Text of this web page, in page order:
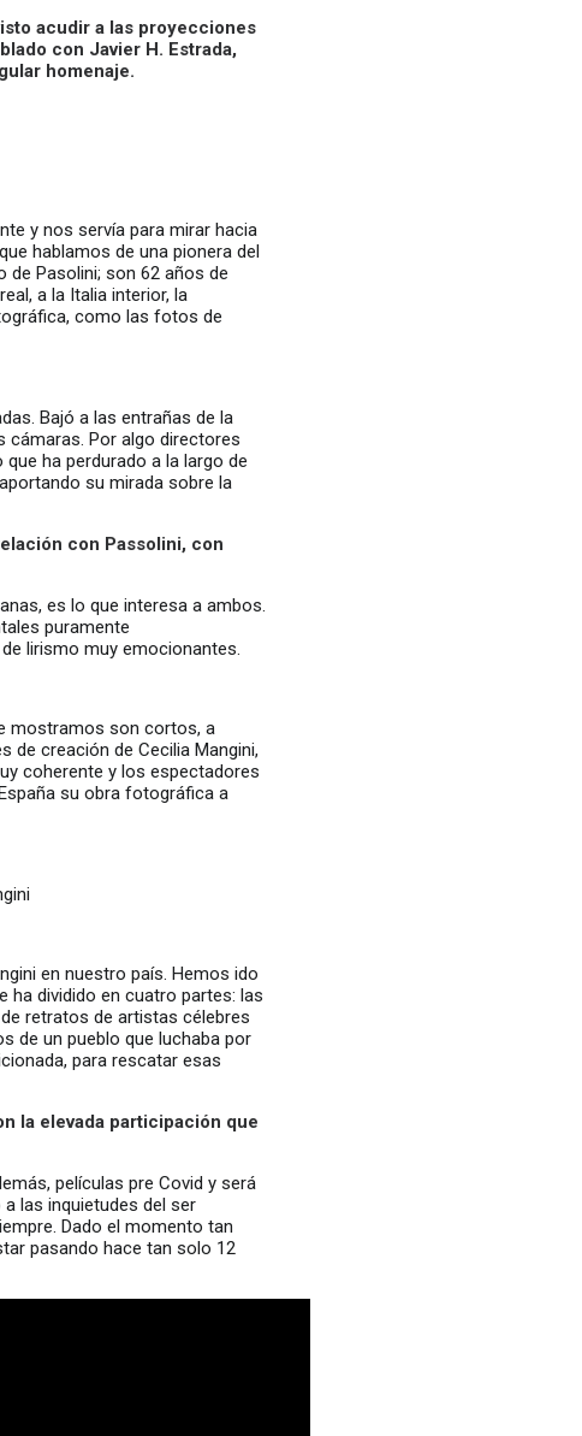
acudir a las proyecciones
con Javier H. Estrada,
homenaje.
y nos servía para mirar hacia
hablamos de una pionera del
de Pasolini; son 62 años de
a la Italia interior, la
como las fotos de
Bajó a las entrañas de la
cámaras. Por algo directores
ha perdurado a la largo de
su mirada sobre la
con Passolini, con
es lo que interesa a ambos.
puramente
lirismo muy emocionantes.
mostramos son cortos, a
de creación de Cecilia Mangini,
coherente y los espectadores
su obra fotográfica a
en nuestro país. Hemos ido
dividido en cuatro partes: las
retratos de artistas célebres
de un pueblo que luchaba por
para rescatar esas
la elevada participación que
películas pre Covid y será
las inquietudes del ser
Dado el momento tan
pasando hace tan solo 12